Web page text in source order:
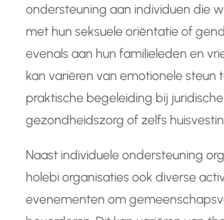
ondersteuning aan individuen die
met hun seksuele oriëntatie of
evenals aan hun familieleden en
kan variëren van emotionele steun
praktische begeleiding bij
gezondheidszorg of zelfs
Naast individuele ondersteuning
holebi organisaties ook diverse
evenementen om